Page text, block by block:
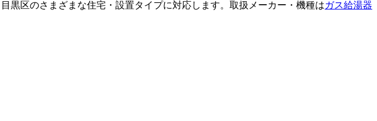
目黒区のさまざまな住宅・設置タイプに対応します。取扱メーカー・機種はガス給湯器